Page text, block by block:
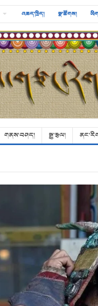
འཆད་ཁྲིད། སྣ་ཚོགས།
གནས་བཤད། སྒྱུ་རྩལ།